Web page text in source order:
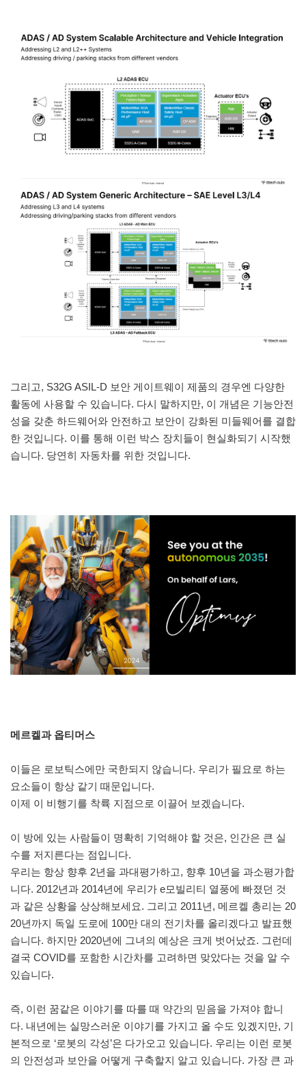
그리고, S32G ASIL-D 보안 게이트웨이 제품의 경우엔 다양한
활동에 사용할 수 있습니다. 다시 말하지만, 이 개념은 기능안전
성을 갖춘 하드웨어와 안전하고 보안이 강화된 미들웨어를 결합
한 것입니다. 이를 통해 이런 박스 장치들이 현실화되기 시작했
습니다. 당연히 자동차를 위한 것입니다.
메르켈과 옵티머스
이들은 로보틱스에만 국한되지 않습니다. 우리가 필요로 하는
요소들이 항상 같기 때문입니다.
이제 이 비행기를 착륙 지점으로 이끌어 보겠습니다.
이 방에 있는 사람들이 명확히 기억해야 할 것은, 인간은 큰 실
수를 저지른다는 점입니다.
우리는 항상 향후 2년을 과대평가하고, 향후 10년을 과소평가합
니다. 2012년과 2014년에 우리가 e모빌리티 열풍에 빠졌던 것
과 같은 상황을 상상해보세요. 그리고 2011년, 메르켈 총리는 20
20년까지 독일 도로에 100만 대의 전기차를 올리겠다고 발표했
습니다. 하지만 2020년에 그녀의 예상은 크게 벗어났죠. 그런데
결국 COVID를 포함한 시간차를 고려하면 맞았다는 것을 알 수
있습니다.
즉, 이런 꿈같은 이야기를 따를 때 약간의 믿음을 가져야 합니
다. 내년에는 실망스러운 이야기를 가지고 올 수도 있겠지만, 기
본적으로 ‘로봇의 각성’은 다가오고 있습니다. 우리는 이런 로봇
의 안전성과 보안을 어떻게 구축할지 알고 있습니다. 가장 큰 과